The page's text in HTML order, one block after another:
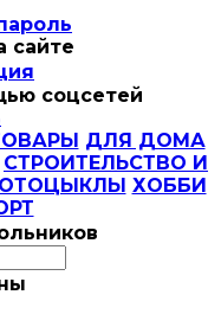
сайте
соцсетей
ДЛЯ ДОМА
СТРОИТЕЛЬСТВО И
ХОББИ